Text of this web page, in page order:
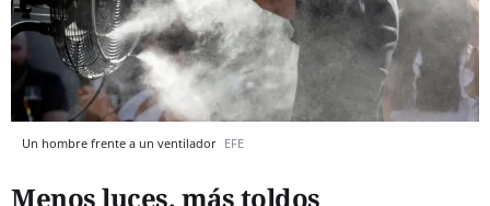
Un hombre frente a un ventilador EFE
Menos luces, más toldos